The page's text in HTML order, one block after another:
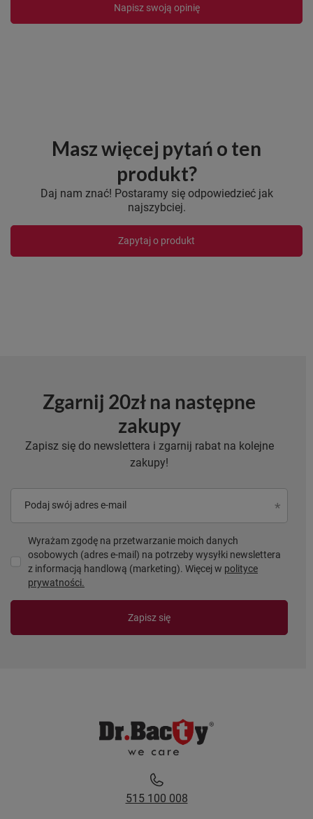
Napisz swoją opinię
Masz więcej pytań o ten
produkt?
Daj nam znać! Postaramy się odpowiedzieć jak
najszybciej.
Zapytaj o produkt
Zgarnij 20zł na następne
zakupy
Zapisz się do newslettera i zgarnij rabat na kolejne
zakupy!
Podaj swój adres e-mail
Wyrażam zgodę na przetwarzanie moich danych
osobowych (adres e-mail) na potrzeby wysyłki newslettera
z informacją handlową (marketing). Więcej w polityce
prywatności.
Zapisz się
515 100 008